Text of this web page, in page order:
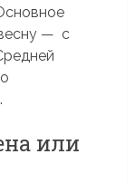
— с
или